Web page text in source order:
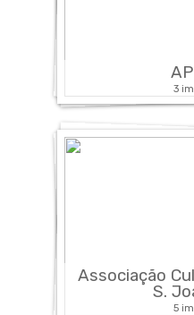
3
Associação
S.
5